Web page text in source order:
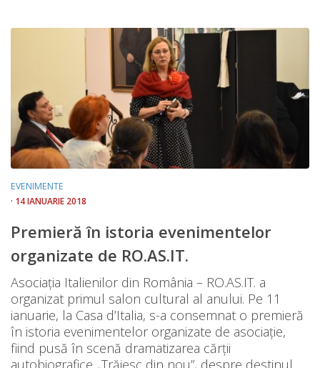
EVENIMENTE
· 14 IANUARIE 2018
Premieră în istoria evenimentelor
organizate de RO.AS.IT.
Asociația Italienilor din România – RO.AS.IT. a
organizat primul salon cultural al anului. Pe 11
ianuarie, la Casa d’Italia, s-a consemnat o premieră
în istoria evenimentelor organizate de asociație,
fiind pusă în scenă dramatizarea cărții
autobiografice „Trăiesc din nou”, despre destinul